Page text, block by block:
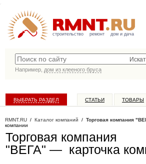
строительство ремонт дом и дача
Например, дом из клееного бруса
ВЫБРАТЬ РАЗДЕЛ СТАТЬИ ТОВАРЫ
RMNT.RU / Каталог компаний / Торговая компания
компании
Торговая компания
"ВЕГА" — карточка